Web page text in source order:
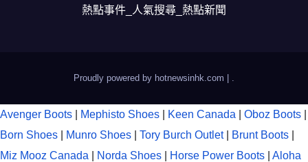
熱點事件_人氣搜尋_熱點新聞
Proudly powered by hotnewsinhk.com |
Avenger Boots Mephisto Shoes Keen Canada Oboz Boots
Born Shoes
Munro Shoes Tory Burch Outlet Brunt Boots
Miz Mooz Canada
Norda Shoes Horse Power Boots
Aloha